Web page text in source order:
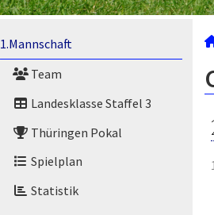
1.Mannschaft
Team
Landesklasse Staffel 3
Thüringen Pokal
Spielplan
Statistik